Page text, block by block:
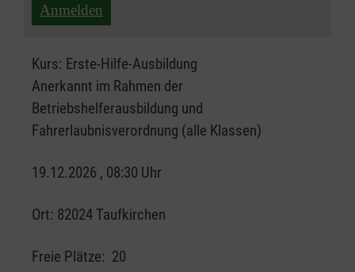
Anmelden
Kurs: Erste-Hilfe-Ausbildung
Anerkannt im Rahmen der
Betriebshelferausbildung und
Fahrerlaubnisverordnung (alle Klassen)
19.12.2026 , 08:30 Uhr
Ort: 82024 Taufkirchen
Freie Plätze: 20